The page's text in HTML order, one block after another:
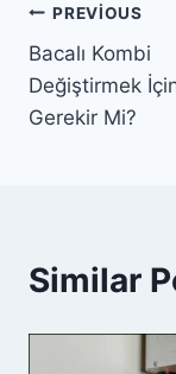
Yazı
PREVIOUS
Bacalı Kombi
Değiştirmek
Gerekir Mi?
Similar